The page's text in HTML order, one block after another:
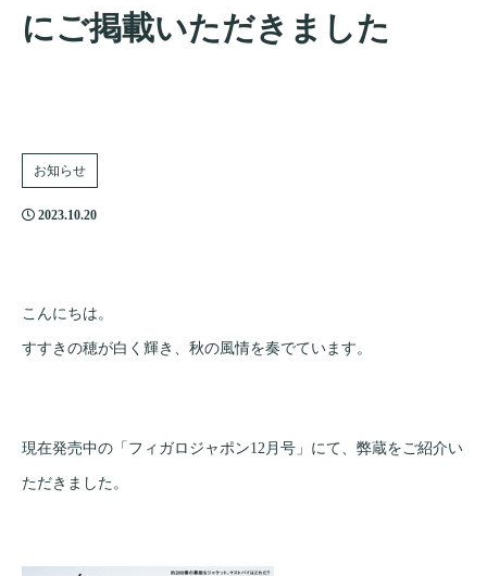
にご掲載いただきました
お知らせ
2023.10.20
こんにちは。
すすきの穂が白く輝き、秋の風情を奏でています。
現在発売中の「フィガロジャポン12月号」にて、弊蔵をご紹介い
ただきました。